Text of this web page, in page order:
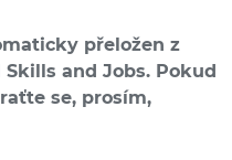
přeložen z
and Jobs. Pokud
se, prosím,